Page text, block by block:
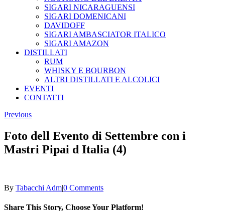
SIGARI NICARAGUENSI
SIGARI DOMENICANI
DAVIDOFF
SIGARI AMBASCIATOR ITALICO
SIGARI AMAZON
DISTILLATI
RUM
WHISKY E BOURBON
ALTRI DISTILLATI E ALCOLICI
EVENTI
CONTATTI
Previous
Foto dell Evento di Settembre con i
Mastri Pipai d Italia (4)
By Tabacchi Adm|0 Comments
Share This Story, Choose Your Platform!